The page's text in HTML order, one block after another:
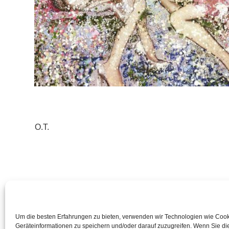
Um die besten Erfahrungen zu bieten, verwenden wir Technologien wie
Geräteinformationen zu speichern und/oder darauf zuzugreifen. Wenn Sie
Artikel
O.T.